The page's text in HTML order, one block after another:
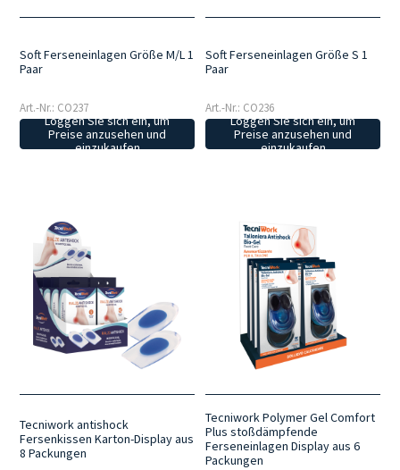
Soft Ferseneinlagen Größe M/L 1
Paar
Art.-Nr.: CO237
Loggen Sie sich ein, um
Preise anzusehen und
einzukaufen
Soft Ferseneinlagen Größe S 1
Paar
Art.-Nr.: CO236
Loggen Sie sich ein, um
Preise anzusehen und
einzukaufen
Tecniwork antishock
Fersenkissen Karton-Display aus
8 Packungen
Tecniwork Polymer Gel Comfort
Plus stoßdämpfende
Ferseneinlagen Display aus 6
Packungen